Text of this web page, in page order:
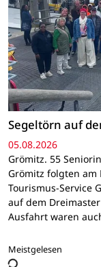
Segeltörn auf
05.08.2026
Grömitz. 55
Grömitz folgten am
Tourismus-Service
auf dem
Ausfahrt waren
Meistgelesen